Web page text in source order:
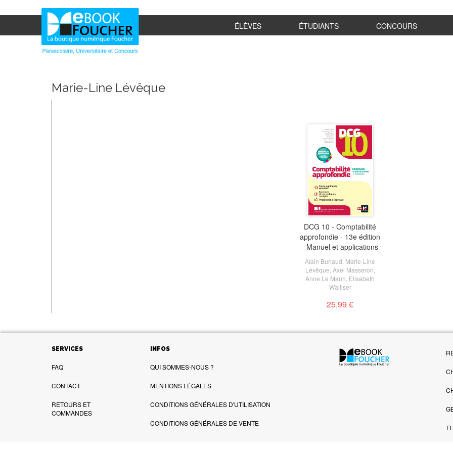
ÉLÈVES ÉTUDIANTS CONCOURS
Marie-Line Lévêque
DCG 10 - Comptabilité
approfondie - 13e édition
- Manuel et applications
Alain Burlaud Marie-Line
Lévêque Axel Masseron
Anne Le Manh Elisabeth
Walliser
25,99 €
SERVICES
FAQ
CONTACT
RETOURS ET
COMMANDES
INFOS
QUI SOMMES-NOUS ?
MENTIONS LÉGALES
CONDITIONS GÉNÉRALES D'UTILISATION
CONDITIONS GÉNÉRALES DE VENTE